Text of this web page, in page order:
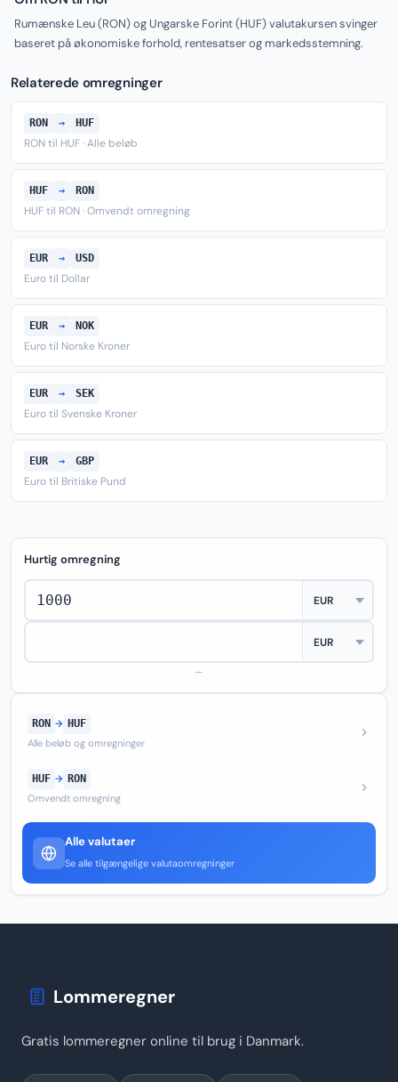
Rumænske Leu (RON) og Ungarske Forint (HUF) valutakursen svinger
baseret på økonomiske forhold, rentesatser og markedsstemning.
Relaterede omregninger
RON → HUF
RON til HUF · Alle beløb
HUF → RON
HUF til RON · Omvendt omregning
EUR → USD
Euro til Dollar
EUR → NOK
Euro til Norske Kroner
EUR → SEK
Euro til Svenske Kroner
EUR → GBP
Euro til Britiske Pund
Hurtig omregning
—
RON → HUF
Alle beløb og omregninger
HUF → RON
Omvendt omregning
Alle valutaer
Se alle tilgængelige valutaomregninger
Lommeregner
Gratis lommeregner online til brug i Danmark.